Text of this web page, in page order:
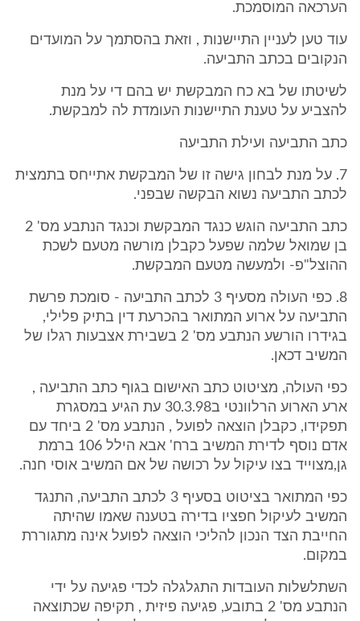
הערכאה המוסמכת.
עוד טען לעניין התיישנות , וזאת בהסתמך על המועדים
הנקובים בכתב התביעה.
לשיטתו של בא כח המבקשת יש בהם די על מנת
להצביע על טענת התיישנות העומדת לה למבקשת.
כתב התביעה ועילת התביעה
7. על מנת לבחון גישה זו של המבקשת אתייחס בתמצית
לכתב התביעה נשוא הבקשה שבפני.
כתב התביעה הוגש כנגד המבקשת וכנגד הנתבע מס' 2
בן שמואל שלמה שפעל כקבלן מורשה מטעם לשכת
ההוצל"פ- ולמעשה מטעם המבקשת.
8. כפי העולה מסעיף 3 לכתב התביעה - סומכת פרשת
התביעה על ארוע המתואר בהכרעת דין בתיק פלילי,
בגידרו הורשע הנתבע מס' 2 בשבירת אצבעות רגלו של
המשיב דכאן.
כפי העולה, מציטוט כתב האישום בגוף כתב התביעה ,
ארע הארוע הרלוונטי ב30.3.98 עת הגיע במסגרת
תפקידו, כקבלן הוצאה לפועל , הנתבע מס' 2 ביחד עם
אדם נוסף לדירת המשיב ברח' אבא הילל 106 ברמת
גן,מצוייד בצו עיקול על רכושה של אם המשיב אוסי חנה.
כפי המתואר בציטוט בסעיף 3 לכתב התביעה, התנגד
המשיב לעיקול חפציו בדירה בטענה שאמו שהיתה
החייבת הצד הנכון להליכי הוצאה לפועל אינה מתגוררת
במקום.
השתלשלות העובדות התגלגלה לכדי פגיעה על ידי
הנתבע מס' 2 בתובע, פגיעה פיזית , תקיפה שכתוצאה